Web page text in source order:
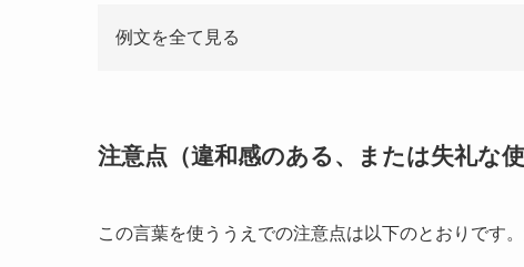
例文を全て見る
注意点（違和感のある、または失礼な使
この言葉を使ううえでの注意点は以下のとおりです